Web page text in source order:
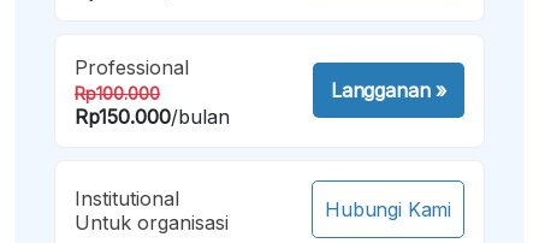
Professional
Rp100.000
Rp150.000/bulan
Langganan»
Institutional
Untuk organisasi
Hubungi Kami